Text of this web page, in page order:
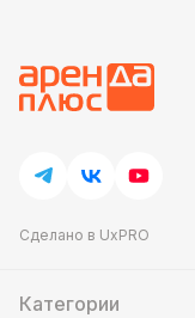
Сделано в UxPRO
Категории